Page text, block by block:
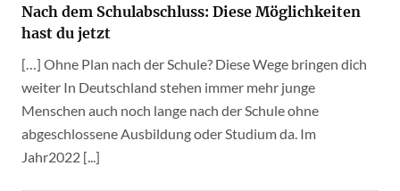
Nach dem Schulabschluss: Diese Möglichkeiten
hast du jetzt
[…] Ohne Plan nach der Schule? Diese Wege bringen dich
weiter In Deutschland stehen immer mehr junge
Menschen auch noch lange nach der Schule ohne
abgeschlossene Ausbildung oder Studium da. Im
Jahr2022 [...]